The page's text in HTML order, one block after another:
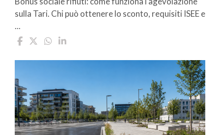
sulla Tari. Chi può ottenere lo sconto, requisiti ISEE e
...